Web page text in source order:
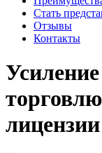
Стать
Отзывы
Контакты
лицензии